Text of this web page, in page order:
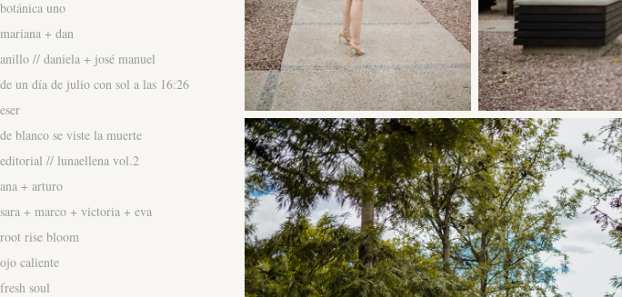
botánica uno
mariana + dan
anillo // daniela + josé manuel
de un día de julio con sol a las 16:26
eser
de blanco se viste la muerte
editorial // lunaellena vol.2
ana + arturo
sara + marco + victoria + eva
root rise bloom
ojo caliente
fresh soul